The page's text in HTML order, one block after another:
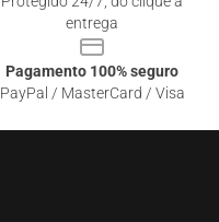
entrega
Pagamento 100% seguro
PayPal / MasterCard / Visa